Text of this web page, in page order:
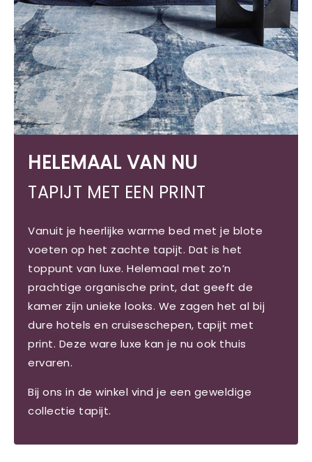
HELEMAAL VAN NU
TAPIJT MET EEN PRINT
Vanuit je heerlijke warme bed met je blote
voeten op het zachte tapijt. Dat is het
toppunt van luxe. Helemaal met zo’n
prachtige organische print, dat geeft de
kamer zijn unieke looks. We zagen het al bij
dure hotels en cruiseschepen, tapijt met
print. Deze ware luxe kan je nu ook thuis
ervaren.
Bij ons in de winkel vind je een geweldige
collectie tapijt.